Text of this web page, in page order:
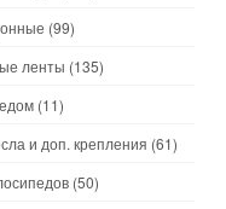
(99)
ленты (135)
(11)
и доп. крепления (61)
(50)